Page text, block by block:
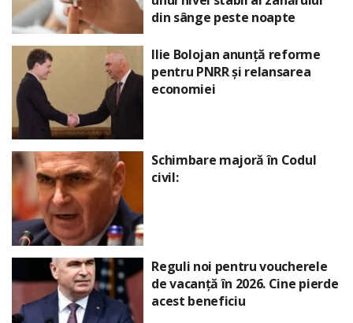
din sânge peste noapte
Ilie Bolojan anunță reforme
pentru PNRR și relansarea
economiei
Schimbare majoră în Codul
civil:
Reguli noi pentru voucherele
de vacanță în 2026. Cine pierde
acest beneficiu